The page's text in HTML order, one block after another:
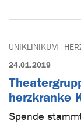
UNIKLINIKUM
24.01.2019
herzkranke
Spende